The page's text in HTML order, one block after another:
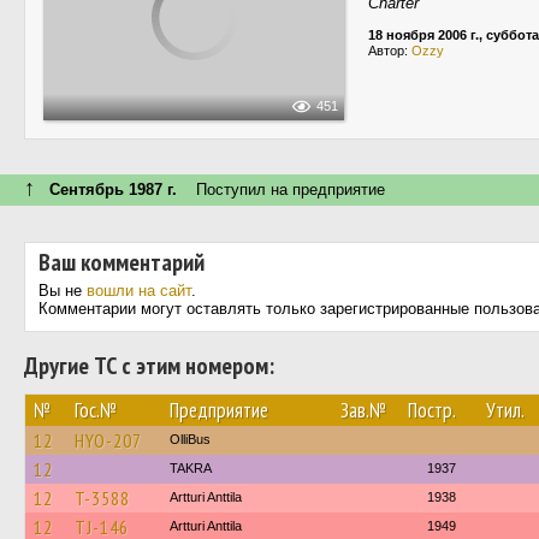
451
18 ноября 2006 г., суббота
Автор: Ozzy
↑ Сентябрь 1987 г. Поступил на предприятие
Ваш комментарий
Вы не вошли на сайт.
Комментарии могут оставлять только зарегистрированные
Другие ТС с этим номером:
№ Гос.№ Предприятие Зав.№ Постр. Утил.
12 HYO-207 OlliBus
12 TAKRA 1937
12 T-3588 Artturi Anttila 1938
12 TJ-146 Artturi Anttila 1949